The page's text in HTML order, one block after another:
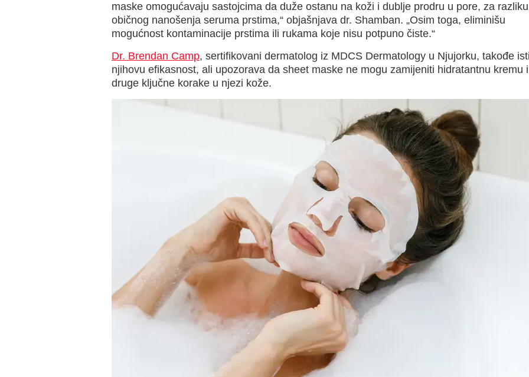
maske omogućavaju sastojcima da duže ostanu na koži i dublje prodru u pore, za
običnog nanošenja seruma prstima,“ objašnjava dr. Shamban. „Osim toga, eliminišu
mogućnost kontaminacije prstima ili rukama koje nisu potpuno čiste.“
Dr. Brendan Camp, sertifikovani dermatolog iz MDCS Dermatology u Njujorku, takođe
njihovu efikasnost, ali upozorava da sheet maske ne mogu zamijeniti hidratantnu kremu i
druge ključne korake u njezi kože.